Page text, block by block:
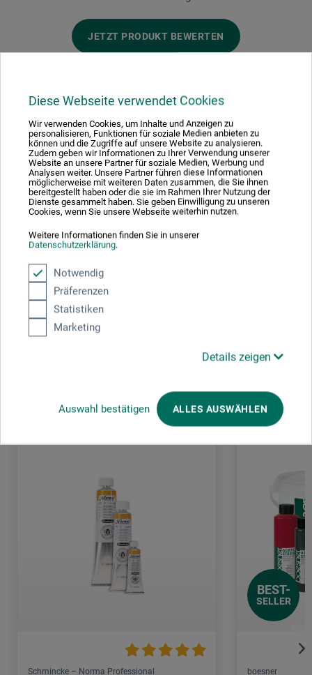
Diese Webseite verwendet Cookies
Wir verwenden Cookies, um Inhalte und Anzeigen zu
personalisieren, Funktionen für soziale Medien anbieten zu
können und die Zugriffe auf unsere Website zu analysieren.
Zudem geben wir Informationen zu Ihrer Verwendung unserer
Website an unsere Partner für soziale Medien, Werbung und
Analysen weiter. Unsere Partner führen diese Informationen
möglicherweise mit weiteren Daten zusammen, die Sie ihnen
bereitgestellt haben oder die sie im Rahmen Ihrer Nutzung der
Dienste gesammelt haben. Sie geben Einwilligung zu unseren
Cookies, wenn Sie unsere Webseite weiterhin nutzen.
Weitere Informationen finden Sie in unserer
Datenschutzerklärung.
Notwendig
Präferenzen
Statistiken
Marketing
Details zeigen
Auswahl bestätigen ALLES AUSWÄHLEN
JETZT PRODUKT BEWERTEN
Hersteller-Kontakt
Hier finden Sie die Kontaktdaten des Herstellers zu
diesem Produkt.
da Vinci Defet GmbH
Tillystr. 39 - 41
90431 Nürnberg
DE
info@davinci-defet.com
Kunden kauften auch
Schmincke – Norma Professional
BEST-
SELLER
boesner